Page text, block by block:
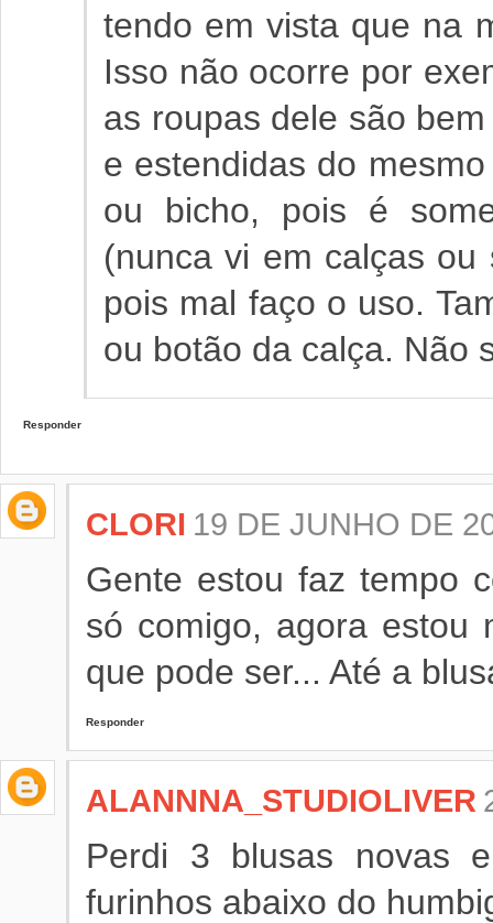
tendo em vista que na
Isso não ocorre por
as roupas dele são
e estendidas do
ou bicho, pois é
(nunca vi em calças
pois mal faço o uso.
ou botão da calça. Não
Responder
CLORI 19 DE JUNHO DE
Gente estou faz tempo
só comigo, agora estou
que pode ser... Até a
Responder
ALANNNA_STUDIOLIVER
Perdi 3 blusas novas
furinhos abaixo do